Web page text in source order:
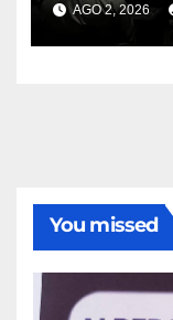
AGO 2, 2026
You missed